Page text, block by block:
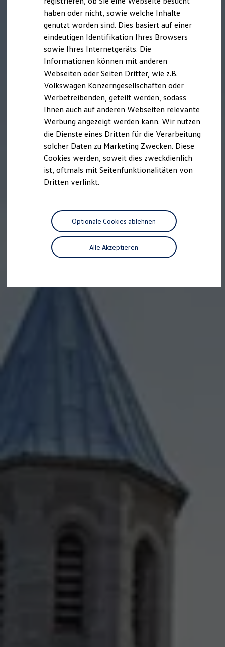
haben oder nicht, sowie welche Inhalte
genutzt worden sind. Dies basiert auf einer
eindeutigen Identifikation Ihres Browsers
sowie Ihres Internetgeräts. Die
Informationen können mit anderen
Webseiten oder Seiten Dritter, wie z.B.
Volkswagen Konzerngesellschaften oder
Werbetreibenden, geteilt werden, sodass
Ihnen auch auf anderen Webseiten relevante
Werbung angezeigt werden kann. Wir nutzen
die Dienste eines Dritten für die Verarbeitung
solcher Daten zu Marketing Zwecken. Diese
Cookies werden, soweit dies zweckdienlich
ist, oftmals mit Seitenfunktionalitäten von
Dritten verlinkt.
Alle Akzeptieren
Optionale Cookies ablehnen